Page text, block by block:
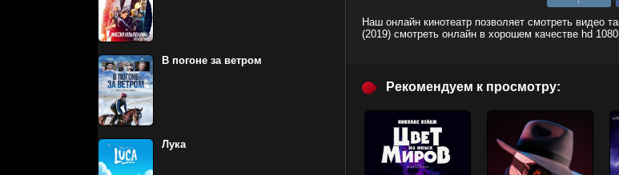
Наш онлайн кинотеатр позволяет смотреть видео
(2019) смотреть онлайн в хорошем качестве hd
Рекомендуем к просмотру:
В погоне за ветром
Лука